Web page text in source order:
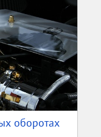
оборотах